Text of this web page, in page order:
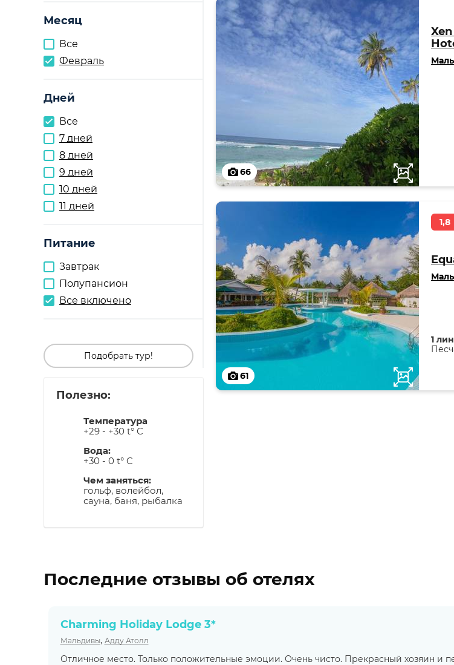
Месяц
Все
Февраль
Дней
Все
7 дней
8 дней
9 дней
10 дней
11 дней
Питание
Завтрак
Полупансион
Все включено
Подобрать тур!
Полезно:
Температура
+29 - +30 t° C
Вода:
+30 - 0 t° C
Чем заняться:
гольф, волейбол,
сауна, баня, рыбалка
66
61
1,8
1
Последние отзывы об отелях
Charming Holiday Lodge 3*
Мальдивы, Адду Атолл
Отличное место. Только положительные эмоции. Очень чисто. Прекрасный хозяин и